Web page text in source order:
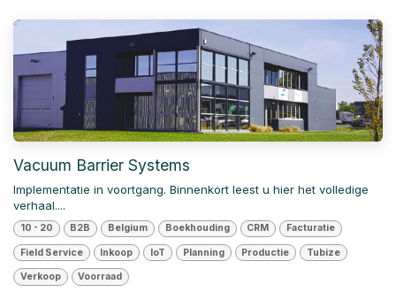
Vacuum Barrier Systems
Implementatie in voortgang. Binnenkort leest u hier het volledige
verhaal....
10 - 20 B2B Belgium Boekhouding CRM Facturatie
Field Service Inkoop IoT Planning Productie Tubize
Verkoop Voorraad